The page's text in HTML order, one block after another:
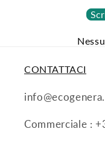
CONTATTACI
Commerciale :